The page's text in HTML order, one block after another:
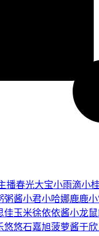
播春光大宝小雨滴小
粥酱小君小哈娜鹿鹿
佳玉米徐依依酱小龙鼠
悠悠石嘉旭菠萝酱于